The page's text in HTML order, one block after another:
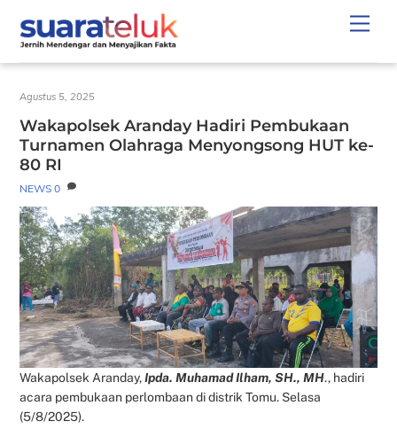
content
Agustus 5, 2025
Wakapolsek Aranday Hadiri Pembukaan
Turnamen Olahraga Menyongsong HUT ke-
80 RI
NEWS 0
Wakapolsek Aranday,Ipda. Muhamad Ilham, SH., MH., hadiri
acara pembukaan perlombaan di distrik Tomu. Selasa
(5/8/2025).